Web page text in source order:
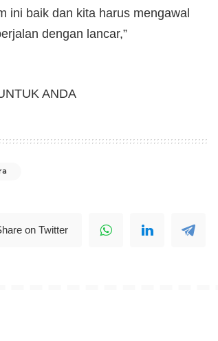
ini baik dan kita harus mengawal
dengan lancar,”
ANDA
on Twitter